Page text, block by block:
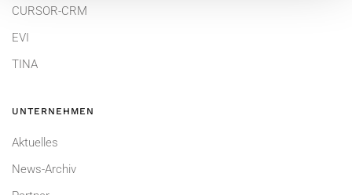
CURSOR-CRM
EVI
TINA
UNTERNEHMEN
Aktuelles
News-Archiv